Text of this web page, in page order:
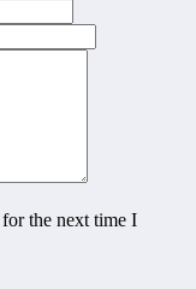
the next time I